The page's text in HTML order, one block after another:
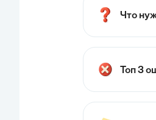
Что
Топ 3